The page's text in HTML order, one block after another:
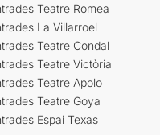
Teatre Romea
La Villarroel
Teatre Condal
Teatre Victòria
Teatre Apolo
Teatre Goya
Espai Texas